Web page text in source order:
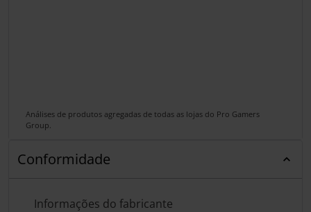
Análises de produtos agregadas de todas as lojas do Pro Gamers
Group.
Conformidade
Informações do fabricante